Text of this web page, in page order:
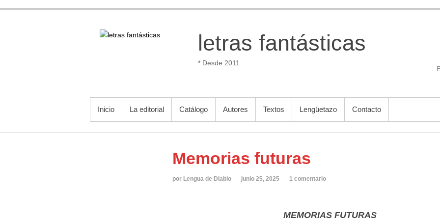
letras fantásticas
* Desde 2011
MENÚ PRINCIPAL
Inicio La editorial Catálogo Autores Textos Lengüetazo Contacto
Memorias futuras
por Lengua de Diablo junio 25, 2025 1 comentario
MEMORIAS FUTURAS